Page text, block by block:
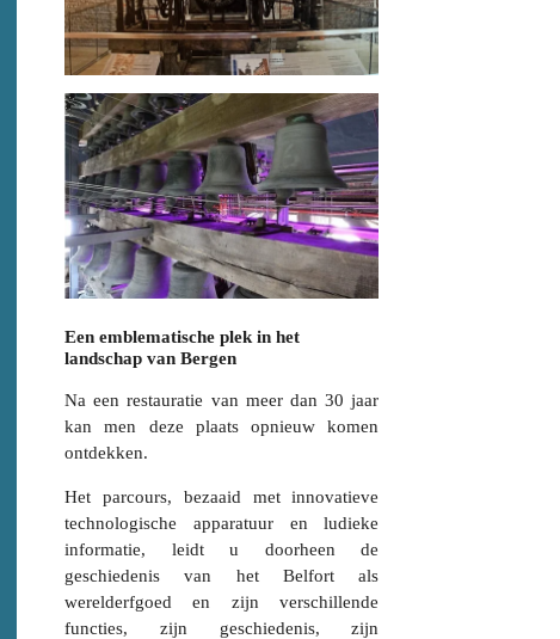
Een emblematische plek in het
landschap van Bergen
Na een restauratie van meer dan 30 jaar
kan men deze plaats opnieuw komen
ontdekken.
Het parcours, bezaaid met innovatieve
technologische apparatuur en ludieke
informatie, leidt u doorheen de
geschiedenis van het Belfort als
werelderfgoed en zijn verschillende
functies, zijn geschiedenis, zijn